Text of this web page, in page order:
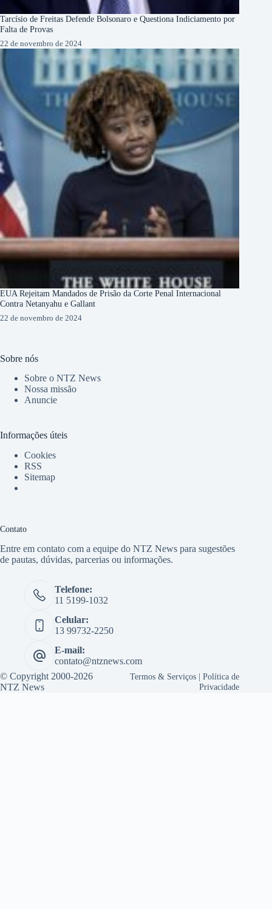
Tarcísio de Freitas Defende Bolsonaro e Questiona Indiciamento por
Falta de Provas
22 de novembro de 2024
EUA Rejeitam Mandados de Prisão da Corte Penal Internacional
Contra Netanyahu e Gallant
22 de novembro de 2024
Sobre nós
Sobre o NTZ News
Nossa missão
Anuncie
Informações úteis
Cookies
RSS
Sitemap
Contato
Entre em contato com a equipe do NTZ News para sugestões
de pautas, dúvidas, parcerias ou informações.
Telefone:
11 5199-1032
Celular:
13 99732-2250
E-mail:
contato@ntznews.com
© Copyright 2000-2026
NTZ News
Termos & Serviços |Política de
Privacidade